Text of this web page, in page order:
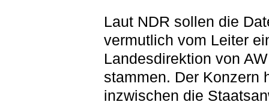
Laut NDR sollen die
vermutlich vom Leiter
Landesdirektion von
stammen. Der Konzern
inzwischen die